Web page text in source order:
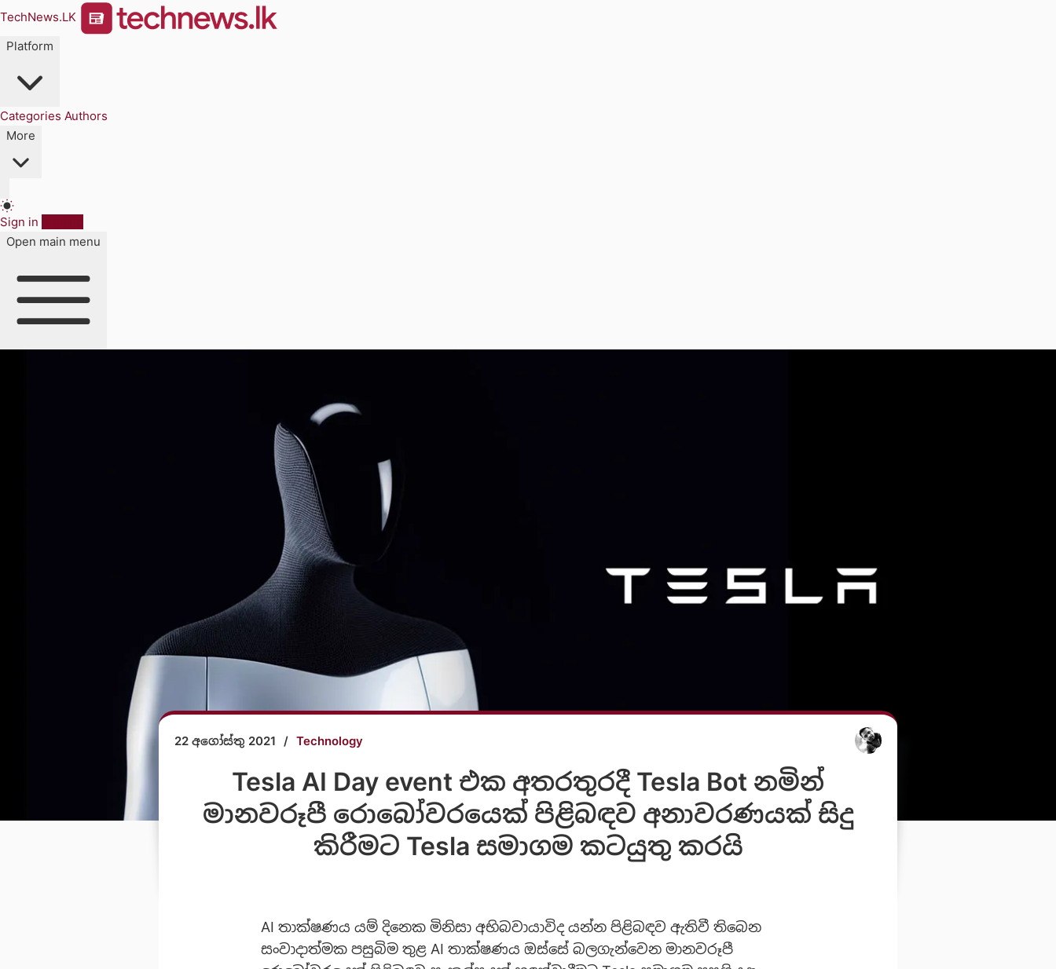
TechNews.LK
Platform
Categories Authors
More
Sign in
Open main menu
22 අගෝස්තු 2021 / Technology
Tesla AI Day event එක අතරතුරදී Tesla Bot නමින්
මානවරූපී රොබෝවරයෙක් පිළිබඳව අනාවරණයක් සිදු
කිරීමට Tesla සමාගම කටයුතු කරයි
AI තාක්ෂණය යම් දිනෙක මිනිසා අභිබවායාවිද යන්න පිළිබඳව ඇතිවී තිබෙන
සංවාදාත්මක පසුබිම තුළ AI තාක්ෂණය ඔස්සේ බලගැන්වෙන මානවරූපී